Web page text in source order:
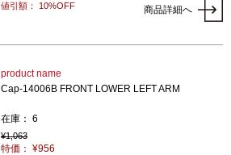
値引額： 10%OFF 商品詳細へ
product name
Cap-14006B FRONT LOWER LEFT ARM
在庫： 6
¥1,063
特価： ¥956